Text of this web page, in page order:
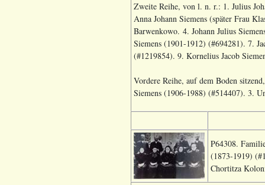
Zweite Reihe, von l. n. r.: 1. Julius
Anna Johann Siemens (später Frau
Barwenkowo. 4. Johann Julius
Siemens (1901-1912) (#694281). 7.
(#1219854). 9. Kornelius Jacob
Vordere Reihe, auf dem Boden
Siemens (1906-1988) (#514407). 3.
P64308.
(1873-1919)
Chortitza